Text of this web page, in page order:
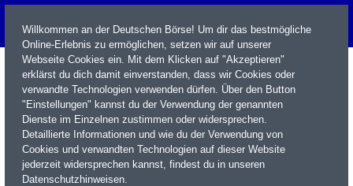
Name / WKN / ISIN / Kürzel
Willkommen an der Deutschen Börse! Um dir das bestmögliche
Online-Erlebnis zu ermöglichen, setzen wir auf unserer
Webseite Cookies ein. Mit dem Klicken auf "Akzeptieren"
erklärst du dich damit einverstanden, dass wir Cookies oder
verwandte Technologien verwenden dürfen. Über den Button
"Einstellungen" kannst du der Verwendung der genannten
Dienste im Einzelnen zustimmen oder widersprechen.
Detaillierte Informationen und wie du der Verwendung von
Cookies und verwandten Technologien auf dieser Website
jederzeit widersprechen kannst, findest du in unseren
Datenschutzhinweisen.